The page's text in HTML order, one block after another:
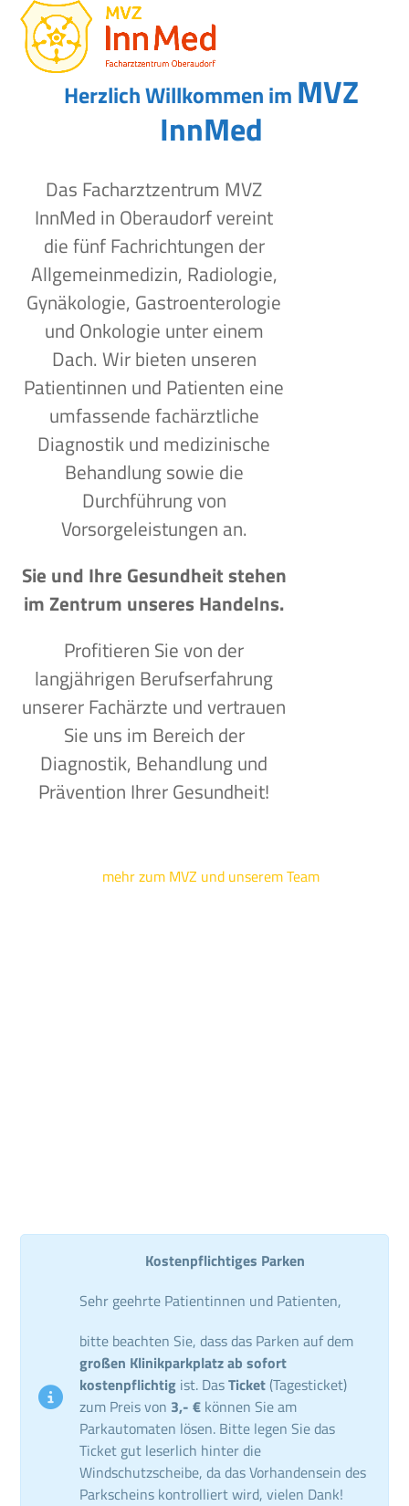
Skip
content
Open
mobile
menu
Close
mobile
menu
Herzlich Willkommen im MVZ
InnMed
Das Facharztzentrum MVZ
InnMed in Oberaudorf vereint
die fünf Fachrichtungen der
Allgemeinmedizin, Radiologie,
Gynäkologie, Gastroenterologie
und Onkologie unter einem
Dach. Wir bieten unseren
Patientinnen und Patienten eine
umfassende fachärztliche
Diagnostik und medizinische
Behandlung sowie die
Durchführung von
Vorsorgeleistungen an.
Sie und Ihre Gesundheit stehen
im Zentrum unseres Handelns.
Profitieren Sie von der
langjährigen Berufserfahrung
unserer Fachärzte und vertrauen
Sie uns im Bereich der
Diagnostik, Behandlung und
Prävention Ihrer Gesundheit!
mehr zum MVZ und unserem Team
Kostenpflichtiges Parken
Sehr geehrte Patientinnen und Patienten,
bitte beachten Sie, dass das Parken auf dem
großen Klinikparkplatz ab sofort
kostenpflichtig ist. DasTicket (Tagesticket)
zum Preis von 3,- € können Sie am
Parkautomaten lösen. Bitte legen Sie das
Ticket gut leserlich hinter die
Windschutzscheibe, da das Vorhandensein des
Parkscheins kontrolliert wird, vielen Dank!